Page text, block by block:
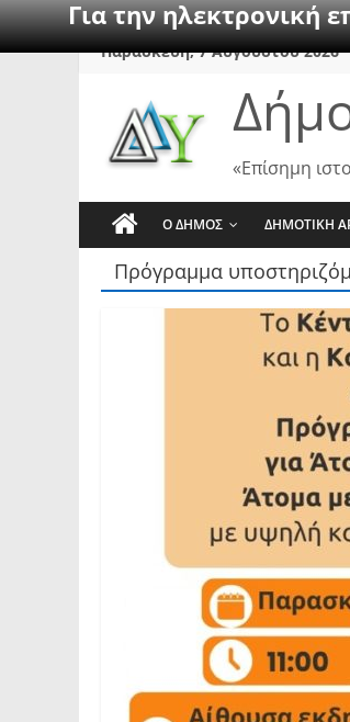
Για την ηλεκτρονική
SkipΠαρασκευή, 7 Αυγούστου 2026
«Επίσημη
Ο ΔΗΜΟΣ ΔΗΜΟΤΙΚΗ
Πρόγραμμα